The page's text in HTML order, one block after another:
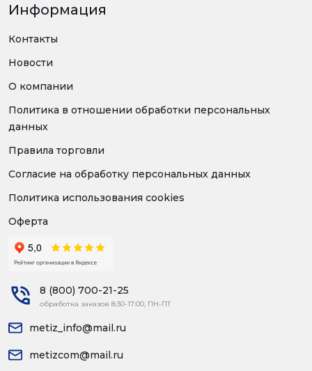
Информация
Контакты
Новости
О компании
Политика в отношении обработки персональных
данных
Правила торговли
Согласие на обработку персональных данных
Политика использования cookies
Оферта
8 (800) 700-21-25
обработка заказов 8:30-17:00, ПН-ПТ
metiz_info@mail.ru
metizcom@mail.ru